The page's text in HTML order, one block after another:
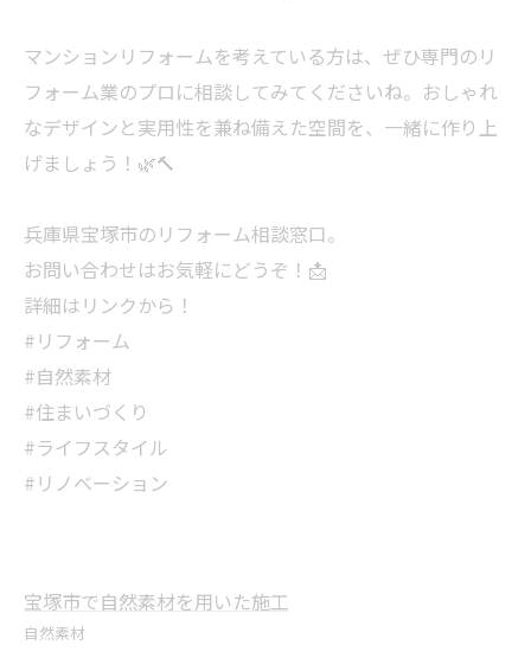
マンションリフォームを考えている方は、ぜひ専門のリ
フォーム業のプロに相談してみてくださいね。おしゃれ
なデザインと実用性を兼ね備えた空間を、一緒に作り上
げましょう！🌿🔨
兵庫県宝塚市のリフォーム相談窓口。
お問い合わせはお気軽にどうぞ！📩
詳細はリンクから！
#リフォーム
#自然素材
#住まいづくり
#ライフスタイル
#リノベーション
宝塚市で自然素材を用いた施工
自然素材